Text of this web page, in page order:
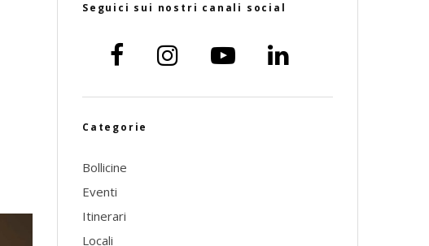
Seguici sui nostri canali social
Categorie
Bollicine
Eventi
Itinerari
Locali